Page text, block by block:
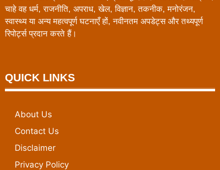
चाहे वह धर्म, राजनीति, अपराध, खेल, विज्ञान, तकनीक, मनोरंजन,
स्वास्थ्य या अन्य महत्वपूर्ण घटनाएँ हों, नवीनतम अपडेट्स और तथ्यपूर्ण
रिपोर्ट्स प्रदान करते हैं।
QUICK LINKS
About Us
Contact Us
Disclaimer
Privacy Policy